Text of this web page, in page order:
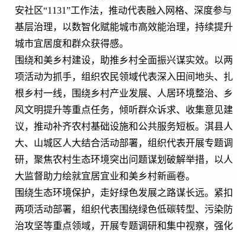
安社区“1131”工作法，推动代表融入网格、深度参与
基层治理，以数智化赋能城市高效能治理，持续提升
城市宜居度和群众获得感。
围绕和美乡村建设，助推乡村全面振兴谋实效。以两
项活动为抓手，组织农民领域代表深入田间地头、扎
根乡村一线，围绕乡村产业发展、人居环境整治、乡
风文明提升等重点任务，倾听群众诉求、收集意见建
议，推动补齐农村基础设施和公共服务短板。淇县人
大、山城区人大结合活动部署，组织代表开展专题调
研，聚焦农村生态环境突出问题谋划破解举措，以人
大监督助力绘就宜居宜业和美乡村新画卷。
围绕生态环境保护，走好绿色发展之路谋长远。紧扣
两项活动部署，组织代表围绕绿色低碳转型、污染防
治攻坚等重点领域，开展专题调研和集中视察，强化